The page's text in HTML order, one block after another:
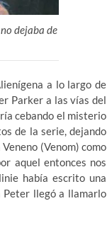
dejaba de
a lo largo de
Parker a las vías del
cebando el misterio
de la serie, dejando
(Venom) como
aquel entonces nos
había escrito una
Peter llegó a llamarlo